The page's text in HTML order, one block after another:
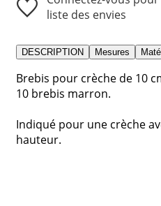
liste des envies
DESCRIPTION Mesures
Brebis pour crèche de 10
10 brebis marron.
Indiqué pour une crèche
hauteur.